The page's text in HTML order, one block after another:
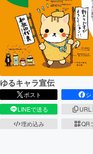
テクノロジー
映像・映画
ビジネス・起業
まちづくり・
CAMPFIRE for
ゆるキャラ宣伝
ポスト
LINEで送る
URL
埋め込み
QR